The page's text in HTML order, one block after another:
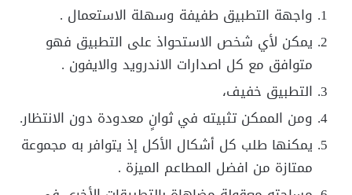
واجهة التطبيق طفيفة وسهلة الاستعمال .
يمكن لأي شخص الاستحواذ على التطبيق فهو
متوافق مع كل اصدارات الاندرويد والايفون .
التطبيق خفيف،
ومن الممكن تثبيته في ثوانٍ معدودة دون الانتظار.
يمكنها طلب كل أشكال الأكل إذ يتوافر به مجموعة
ممتازة من افضل المطاعم الميزة .